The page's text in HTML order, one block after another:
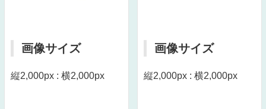
画像サイズ
縦2,000px : 横2,000px
画像サイズ
縦2,000px : 横2,000px